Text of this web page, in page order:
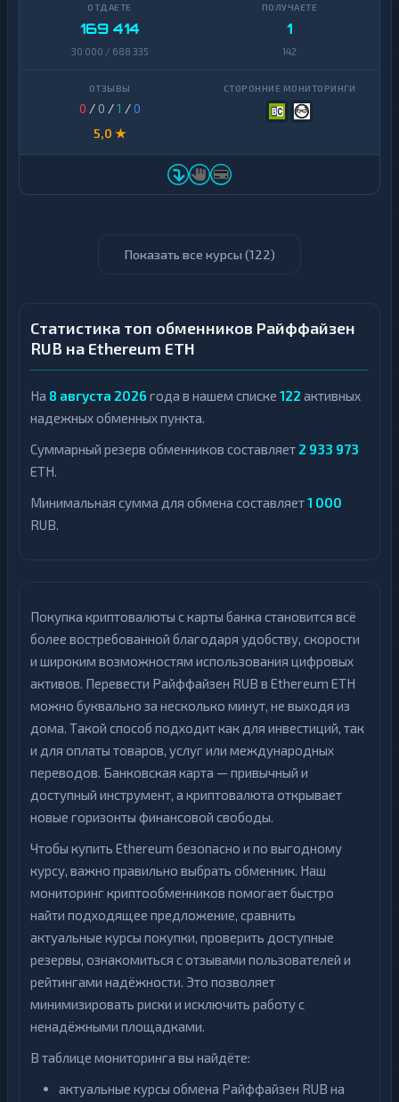
169 414
30 000 / 688 335
1
142
0 / 0 /1 /0
5,0 ★
Показать все курсы (122)
Статистика топ обменников Райффайзен
RUB на Ethereum ETH
На 8 августа 2026 года в нашем списке 122 активных
надежных обменных пункта.
Суммарный резерв обменников составляет 2 933 973
ETH.
Минимальная сумма для обмена составляет1 000
RUB.
Покупка криптовалюты с карты банка становится всё
более востребованной благодаря удобству, скорости
и широким возможностям использования цифровых
активов. Перевести Райффайзен RUB в Ethereum ETH
можно буквально за несколько минут, не выходя из
дома. Такой способ подходит как для инвестиций, так
и для оплаты товаров, услуг или международных
переводов. Банковская карта — привычный и
доступный инструмент, а криптовалюта открывает
новые горизонты финансовой свободы.
Чтобы купить Ethereum безопасно и по выгодному
курсу, важно правильно выбрать обменник. Наш
мониторинг криптообменников помогает быстро
найти подходящее предложение, сравнить
актуальные курсы покупки, проверить доступные
резервы, ознакомиться с отзывами пользователей и
рейтингами надёжности. Это позволяет
минимизировать риски и исключить работу с
ненадёжными площадками.
В таблице мониторинга вы найдёте:
актуальные курсы обмена Райффайзен RUB на